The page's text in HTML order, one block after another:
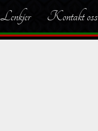
Lenkjer Kontakt oss